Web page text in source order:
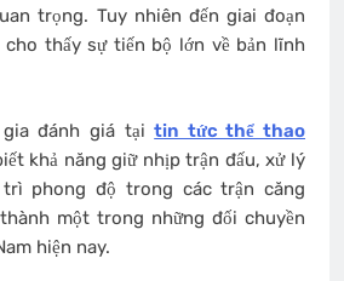
trọng. Tuy nhiên đến giai đoạn
thấy sự tiến bộ lớn về bản lĩnh
gia đánh giá tạitin tức thể thao
khả năng giữ nhịp trận đấu, xử lý
phong độ trong các trận căng
một trong những đối chuyền
hiện nay.